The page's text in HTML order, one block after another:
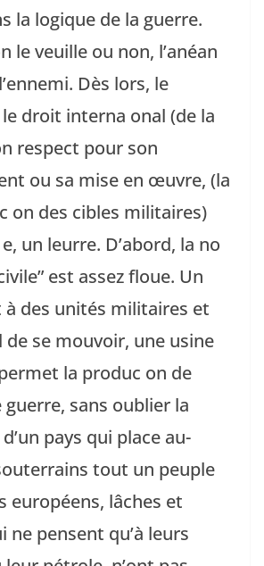
la logique de la guerre.
le veuille ou non, l’anéan
Dès lors, le
droit interna onal (de la
respect pour son
ou sa mise en œuvre, (la
on des cibles militaires)
un leurre. D’abord, la no
est assez floue. Un
des unités militaires et
se mouvoir, une usine
la produc on de
sans oublier la
pays qui place au-
tout un peuple
européens, lâches et
ne pensent qu’à leurs